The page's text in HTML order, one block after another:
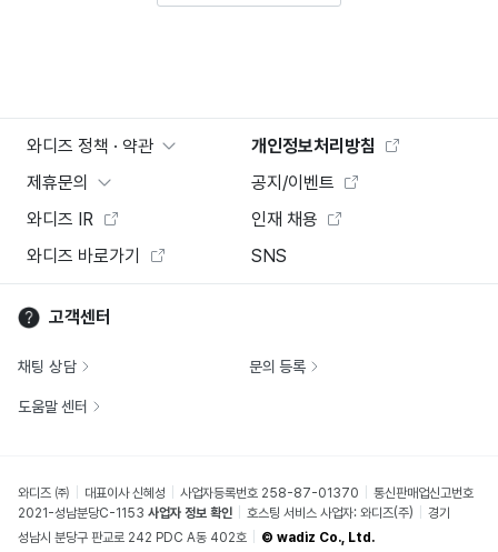
와디즈 정책 · 약관
개인정보처리방침
제휴문의
공지/이벤트
와디즈 IR
인재 채용
와디즈 바로가기
SNS
고객센터
채팅 상담 문의 등록
도움말 센터
와디즈 ㈜ 대표이사 신혜성 사업자등록번호 258-87-01370
통신판매업신고번호
2021-성남분당C-1153 사업자 정보 확인 호스팅 서비스 사업자: 와디즈(주)
경기
성남시 분당구 판교로 242 PDC A동 402호
© wadiz Co., Ltd.